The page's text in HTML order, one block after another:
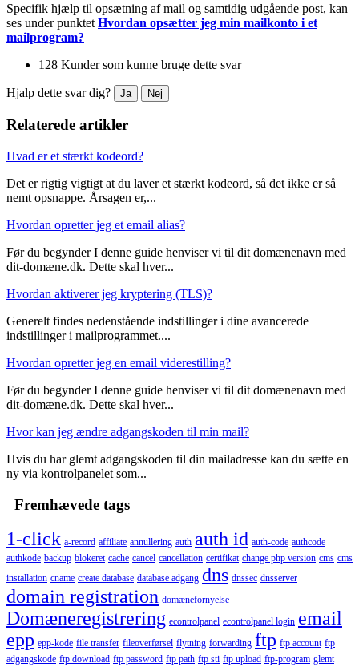
Specifik hjælp til opsætning af mail og samtidig udgående post, kan
ses under punktet Hvordan opsætter jeg min mailkonto i et
mailprogram?
128 Kunder som kunne bruge dette svar
Hjalp dette svar dig? Ja Nej
Relaterede artikler
Hvad er et stærkt kodeord?
Det er rigtig vigtigt at du laver et stærkt kodeord, så det ikke er så
nemt opsnappe. Årsagen er,...
Hvordan opretter jeg et email alias?
Før du begynder I denne guide henviser vi til dit domænenavn med
dit-domæne.dk. Dette skal hver...
Hvordan aktiverer jeg kryptering (TLS)?
Generelt findes nedenstående indstillinger i dine avancerede
indstillinger i mailprogrammet....
Hvordan opretter jeg en email viderestilling?
Før du begynder I denne guide henviser vi til dit domænenavn med
dit-domæne.dk. Dette skal hver...
Hvor kan jeg ændre adgangskoden til min mail?
Hvis du har glemt adgangskoden til din mailadresse kan du sætte en
ny via kontrolpanelet som...
Fremhævede tags
1-click a-record affiliate annullering auth auth id auth-code authcode
authkode backup blokeret cache cancel cancellation certifikat change php version cms cms
installation cname create database database adgang dns dnssec dnsserver
domain registration domænefornyelse
Domæneregistrering econtrolpanel econtrolpanel login email
epp epp-kode file transfer fileoverførsel flytning forwarding ftp ftp account ftp
adgangskode ftp download ftp password ftp path ftp sti ftp upload ftp-program glemt